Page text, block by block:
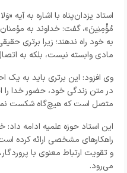
استاد یزدان‌پناه با اشاره به آیه
مُؤْمِنِینَ»، گفت: خداوند به
به خود راه ندهند؛ زیرا برتری
مادی وابسته نیست، بلکه به
وی افزود: این برتری باید به
در متن زندگی خود، حضور خدا را
متصل است که هیچ‌گاه شکست
این استاد حوزه علمیه ادامه
راهکارهای مشخصی ارائه کرده
و تقویت ارتباط معنوی با
می‌رود.